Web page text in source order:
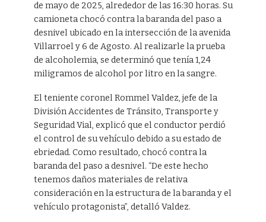
de mayo de 2025, alrededor de las 16:30 horas. Su
camioneta chocó contra la baranda del paso a
desnivel ubicado en la intersección de la avenida
Villarroel y 6 de Agosto. Al realizarle la prueba
de alcoholemia, se determinó que tenía 1,24
miligramos de alcohol por litro en la sangre.
El teniente coronel Rommel Valdez, jefe de la
División Accidentes de Tránsito, Transporte y
Seguridad Vial, explicó que el conductor perdió
el control de su vehículo debido a su estado de
ebriedad. Como resultado, chocó contra la
baranda del paso a desnivel. “De este hecho
tenemos daños materiales de relativa
consideración en la estructura de la baranda y el
vehículo protagonista”, detalló Valdez.